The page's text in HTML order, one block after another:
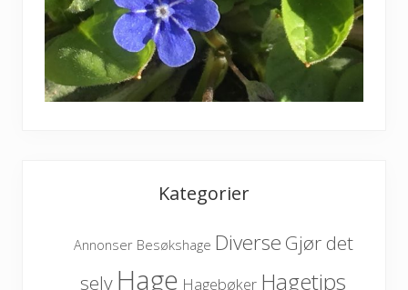
Kategorier
Annonser Besøkshage Diverse Gjør det
selv Hage Hagebøker Hagetips